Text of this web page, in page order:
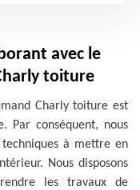
avec le
toiture
Charly toiture est
Par conséquent, nous
à mettre en
Nous disposons
les travaux de